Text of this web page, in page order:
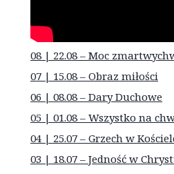
08 | 22.08 – Moc
07 | 15.08 – Obraz miłości
06 | 08.08 – Dary Duchowe
05 | 01.08 – Wszystko na
04 | 25.07 – Grzech w
03 | 18.07 – Jedność w